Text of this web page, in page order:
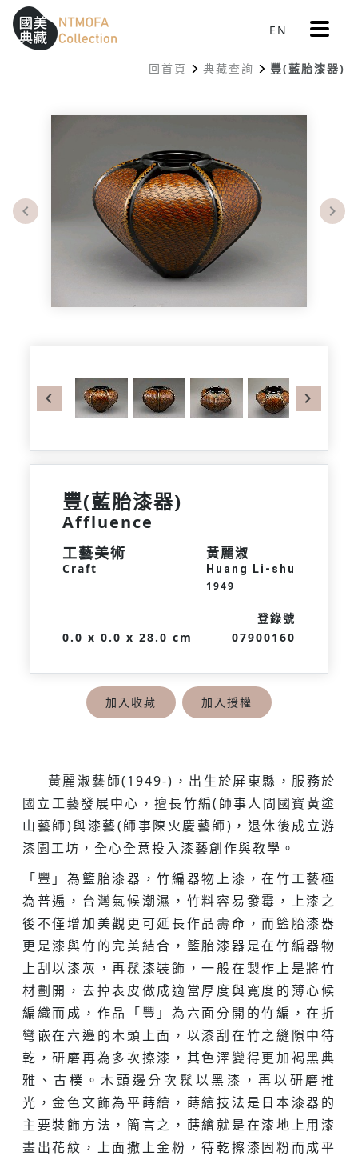
跳到中間主要內容區
網站導覽
::: EN 更
多
單
回首頁 典藏查詢 豐(藍胎漆器)
Previous
豐(藍胎漆器)
Affluence
工藝美術
Craft
黃麗淑
Huang Li-shu
1949
0.0 x 0.0 x 28.0 cm
登錄號
07900160
加入收藏 加入授權
黃麗淑藝師(1949-)，出生於屏東縣，服務於
國立工藝發展中心，擅長竹編(師事人間國寶黃塗
山藝師)與漆藝(師事陳火慶藝師)，退休後成立游
漆園工坊，全心全意投入漆藝創作與教學。
「豐」為籃胎漆器，竹編器物上漆，在竹工藝極
為普遍，台灣氣候潮濕，竹料容易發霉，上漆之
後不僅增加美觀更可延長作品壽命，而籃胎漆器
更是漆與竹的完美結合，籃胎漆器是在竹編器物
上刮以漆灰，再髹漆裝飾，一般在製作上是將竹
材劃開，去掉表皮做成適當厚度與寬度的薄心候
編織而成，作品「豐」為六面分開的竹編，在折
彎嵌在六邊的木頭上面，以漆刮在竹之縫隙中待
乾，研磨再為多次擦漆，其色澤變得更加褐黑典
雅、古樸。木頭邊分次髹以黑漆，再以研磨推
光，金色文飾為平蒔繪，蒔繪技法是日本漆器的
主要裝飾方法，簡言之，蒔繪就是在漆地上用漆
畫出花紋，上面撒上金粉，待乾擦漆固粉而成平